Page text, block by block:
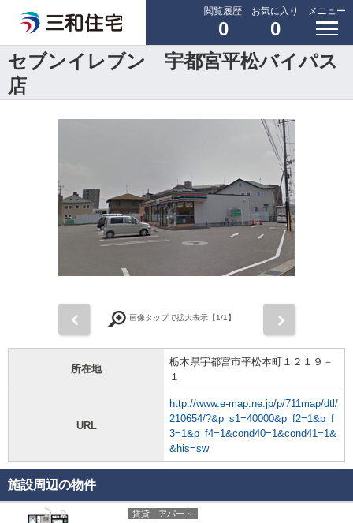
閲覧履歴
0
お気に入り
0
メニュー
セブンイレブン 宇都宮平松バイパス
店
画像タップで拡大表示【1/1】
所在地
栃木県宇都宮市平松本町１２１９－
１
URL
http://www.e-map.ne.jp/p/711map/dtl/
210654/?&p_s1=40000&p_f2=1&p_f
3=1&p_f4=1&cond40=1&cond41=1&
&his=sw
施設周辺の物件
賃貸｜アパート